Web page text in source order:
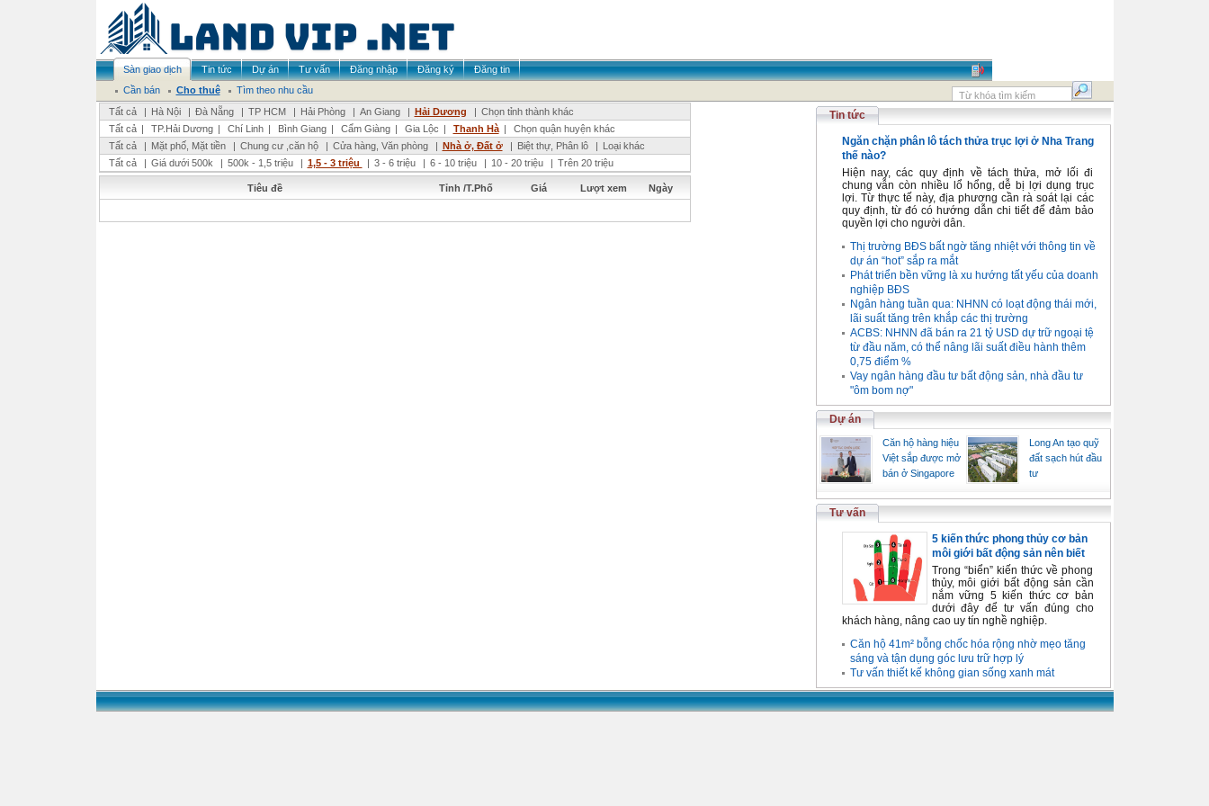
Sàn giao dịch Tin tức Dự án Tư vấn Đăng nhập Đăng ký
Đăng tin
Cần bán
Cho thuê
Tìm theo nhu cầu
Tất cả
| Hà Nội | Đà Nẵng | TP HCM | Hải Phòng | An Giang | Hải Dương | Chọn tỉnh thành khác
Tất cả | TP.Hải Dương | Chí Linh | Bình Giang | Cẩm Giàng | Gia Lộc | Thanh Hà |
Chọn quận huyện khác
Tất cả
| Mặt phố, Mặt tiền | Chung cư ,căn hộ | Cửa hàng, Văn phòng | Nhà ở, Đất ở | Biệt thự, Phân lô | Loại khác
Tất cả
| Giá dưới 500k | 500k - 1,5 triệu | 1,5 - 3 triệu | 3 - 6 triệu | 6 - 10 triệu | 10 - 20 triệu | Trên 20 triệu
Tiêu đề Tỉnh /T.Phố Giá Lượt xem Ngày
Tin tức
Ngăn chặn phân lô tách thửa trục lợi ở Nha Trang
thế nào?
Hiện nay, các quy định về tách thửa, mở lối đi
chung vẫn còn nhiều lổ hổng, dễ bị lợi dụng trục
lợi. Từ thực tế này, địa phương cần rà soát lại các
quy định, từ đó có hướng dẫn chi tiết để đảm bảo
quyền lợi cho người dân.
Thị trường BĐS bất ngờ tăng nhiệt với thông tin về
dự án “hot” sắp ra mắt
Phát triển bền vững là xu hướng tất yếu của doanh
nghiệp BĐS
Ngân hàng tuần qua: NHNN có loạt động thái mới,
lãi suất tăng trên khắp các thị trường
ACBS: NHNN đã bán ra 21 tỷ USD dự trữ ngoại tệ
từ đầu năm, có thể nâng lãi suất điều hành thêm
0,75 điểm %
Vay ngân hàng đầu tư bất động sản, nhà đầu tư
"ôm bom nợ"
Dự án
Căn hộ hàng hiệu
Việt sắp được mở
bán ở Singapore
Long An tạo quỹ
đất sạch hút đầu
tư
Tư vấn
5 kiến thức phong thủy cơ bản
môi giới bất động sản nên biết
Trong “biển” kiến thức về phong
thủy, môi giới bất động sản cần
nắm vững 5 kiến thức cơ bản
dưới đây để tư vấn đúng cho
khách hàng, nâng cao uy tín nghề nghiệp.
Căn hộ 41m² bỗng chốc hóa rộng nhờ mẹo tăng
sáng và tận dụng góc lưu trữ hợp lý
Tư vấn thiết kế không gian sống xanh mát